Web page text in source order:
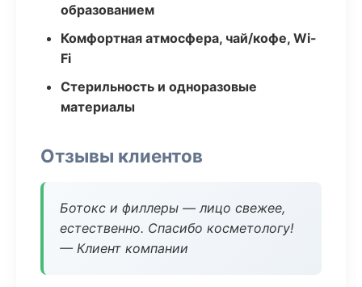
образованием
Комфортная атмосфера, чай/кофе, Wi-
Fi
Стерильность и одноразовые
материалы
Отзывы клиентов
Ботокс и филлеры — лицо свежее,
естественно. Спасибо косметологу!
— Клиент компании